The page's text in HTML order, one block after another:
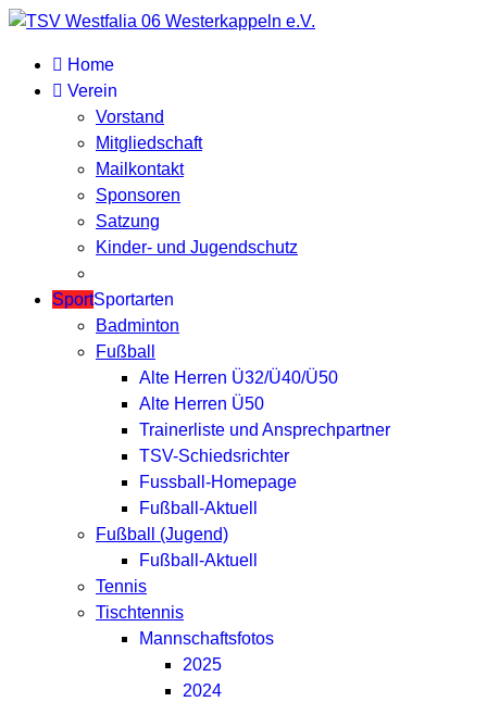
Home
Verein
Vorstand
Mitgliedschaft
Mailkontakt
Sponsoren
Satzung
Kinder- und Jugendschutz
SportSportarten
Badminton
Fußball
Alte Herren Ü32/Ü40/Ü50
Alte Herren Ü50
Trainerliste und Ansprechpartner
TSV-Schiedsrichter
Fussball-Homepage
Fußball-Aktuell
Fußball (Jugend)
Fußball-Aktuell
Tennis
Tischtennis
Mannschaftsfotos
2025
2024